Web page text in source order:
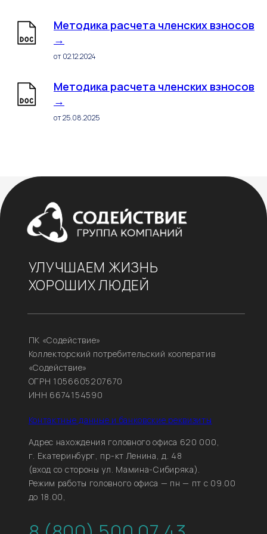
Методика расчета членских взносов
→
от 02.12.2024
Методика расчета членских взносов
→
от 25.08.2025